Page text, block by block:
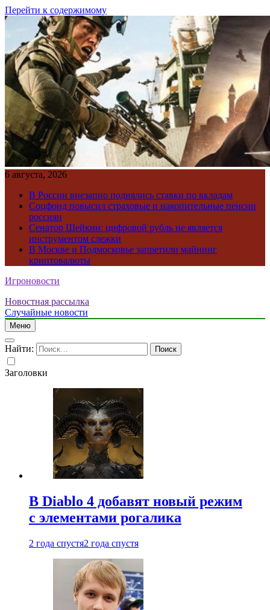
Перейти к содержимому
6 августа, 2026
В России внезапно поднялись ставки по вкладам
Соцфонд повысил страховые и накопительные пенсии
россиян
Сенатор Шейкин: цифровой рубль не является
инструментом слежки
В Москве и Подмосковье запретили майнинг
криптовалюты
Игроновости
Новостная рассылка
Случайные новости
Меню
Найти:
Заголовки
В Diablo 4 добавят новый режим
с элементами рогалика
2 года спустя2 года спустя